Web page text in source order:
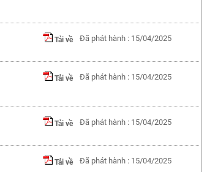
Tải về Đã phát hành : 15/04/2025
Tải về Đã phát hành : 15/04/2025
Tải về Đã phát hành : 15/04/2025
Tải về Đã phát hành : 15/04/2025